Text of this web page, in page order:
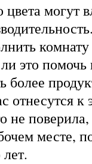
цвета могут
это помочь
более
отнесутся к
не
месте,